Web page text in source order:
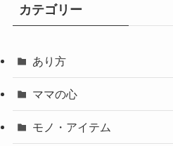
カテゴリー
あり方
ママの心
モノ・アイテム